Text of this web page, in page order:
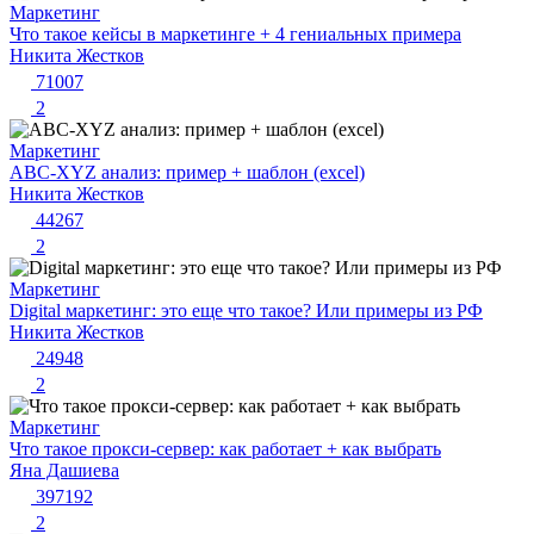
Маркетинг
Что такое кейсы в маркетинге + 4 гениальных примера
Никита Жестков
71007
2
Маркетинг
ABC-XYZ анализ: пример + шаблон (excel)
Никита Жестков
44267
2
Маркетинг
Digital маркетинг: это еще что такое? Или примеры из РФ
Никита Жестков
24948
2
Маркетинг
Что такое прокси-сервер: как работает + как выбрать
Яна Дашиева
397192
2